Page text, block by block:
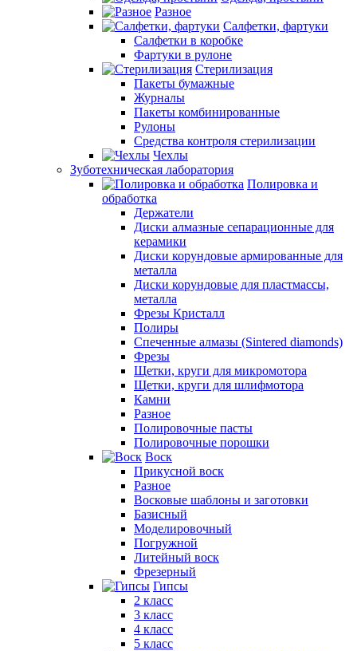
Разное
Салфетки, фартуки
Салфетки в коробке
Фартуки в рулоне
Стерилизация
Пакеты бумажные
Журналы
Пакеты комбинированные
Рулоны
Средства контроля стерилизации
Чехлы
Зуботехническая лаборатория
Полировка и
обработка
Держатели
Диски алмазные сепарационные для
керамики
Диски корундовые армированные для
металла
Диски корундовые для пластмассы,
металла
Фрезы Кристалл
Полиры
Спеченные алмазы (Sintered diamonds)
Фрезы
Щетки, круги для микромотора
Щетки, круги для шлифмотора
Камни
Разное
Полировочные пасты
Полировочные порошки
Воск
Прикусной воск
Разное
Восковые шаблоны и заготовки
Базисный
Моделировочный
Погружной
Литейный воск
Фрезерный
Гипсы
2 класс
3 класс
4 класс
5 класс